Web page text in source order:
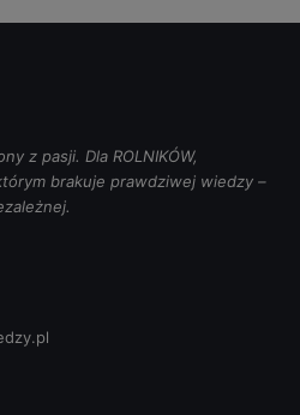
z pasji. Dla ROLNIKÓW,
brakuje prawdziwej wiedzy –